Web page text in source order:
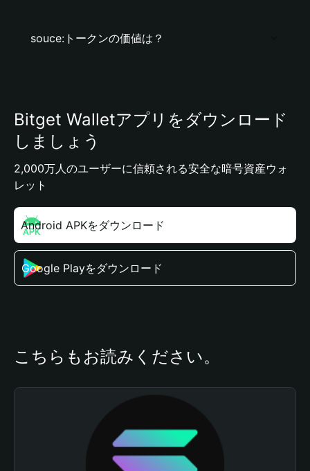
souce:トークンの価値は？
Bitget Walletアプリをダウンロード
しましょう
2,000万人のユーザーに信頼される安全な暗号資産ウォ
レット
Android APKをダウンロード
Google Playをダウンロード
こちらもお読みください。